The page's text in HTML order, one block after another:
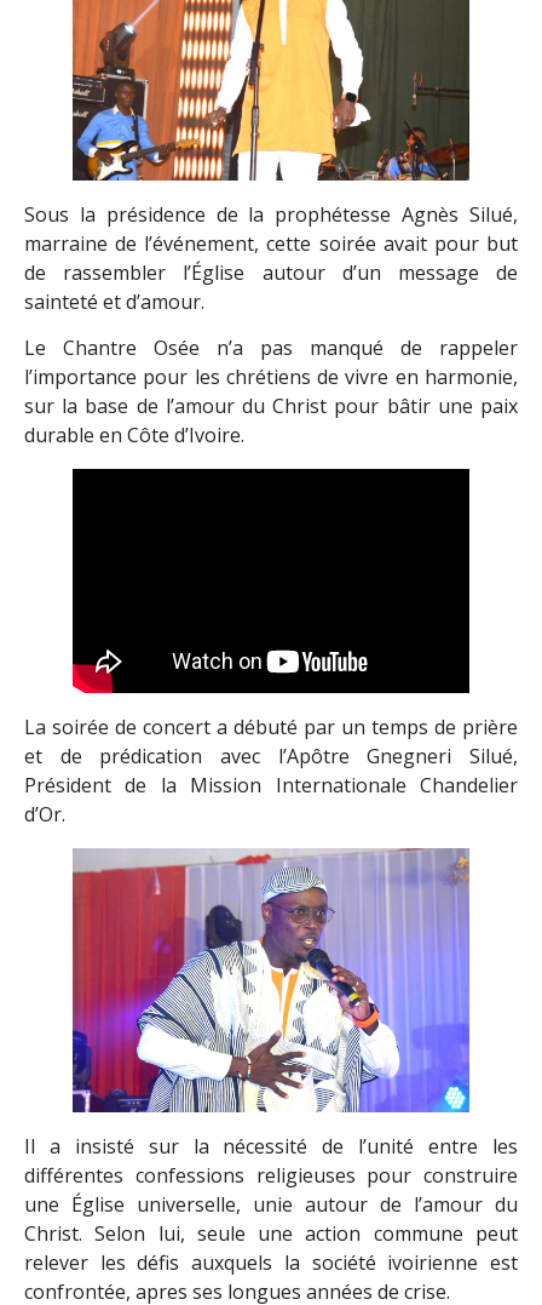
Sous la présidence de la prophétesse Agnès Silué,
marraine de l’événement, cette soirée avait pour but
de rassembler l’Église autour d’un message de
sainteté et d’amour.
Le Chantre Osée n’a pas manqué de rappeler
l’importance pour les chrétiens de vivre en harmonie,
sur la base de l’amour du Christ pour bâtir une paix
durable en Côte d’Ivoire.
La soirée de concert a débuté par un temps de prière
et de prédication avec l’Apôtre Gnegneri Silué,
Président de la Mission Internationale Chandelier
d’Or.
Il a insisté sur la nécessité de l’unité entre les
différentes confessions religieuses pour construire
une Église universelle, unie autour de l’amour du
Christ. Selon lui, seule une action commune peut
relever les défis auxquels la société ivoirienne est
confrontée, apres ses longues années de crise.